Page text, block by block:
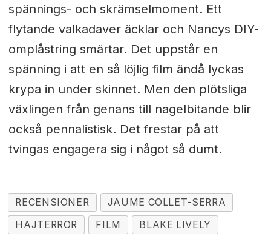
spännings- och skrämselmoment. Ett
flytande valkadaver äcklar och Nancys DIY-
omplåstring smärtar. Det uppstår en
spänning i att en så löjlig film ändå lyckas
krypa in under skinnet. Men den plötsliga
växlingen från genans till nagelbitande blir
också pennalistisk. Det frestar på att
tvingas engagera sig i något så dumt.
RECENSIONER
JAUME COLLET-SERRA
HAJTERROR
FILM
BLAKE LIVELY